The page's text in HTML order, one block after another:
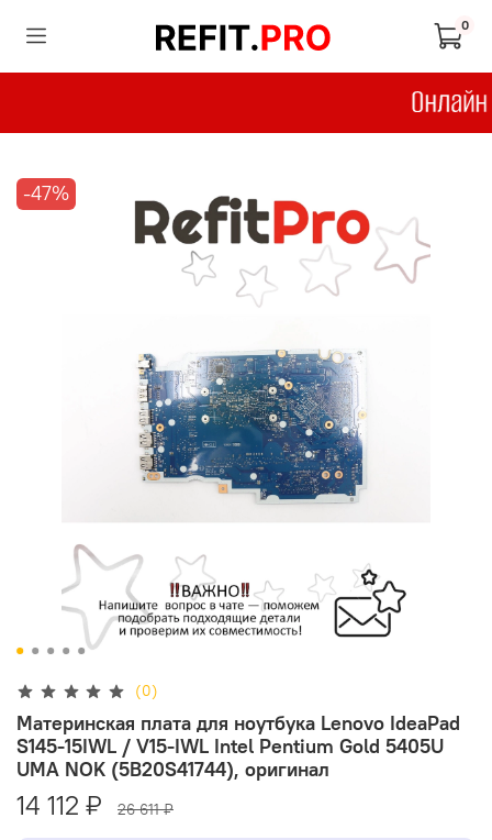
0
-47%
(0)
Материнская плата для ноутбука Lenovo IdeaPad
S145-15IWL / V15-IWL Intel Pentium Gold 5405U
UMA NOK (5B20S41744), оригинал
14 112 ₽ 26 611 ₽